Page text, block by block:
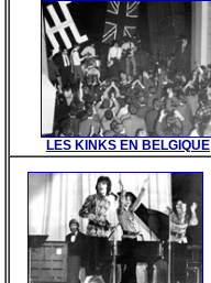
LES KINKS EN BELGIQUE